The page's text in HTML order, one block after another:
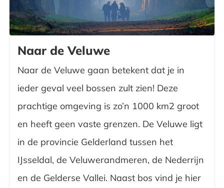
Naar de Veluwe
Naar de Veluwe gaan betekent dat je in
ieder geval veel bossen zult zien! Deze
prachtige omgeving is zo’n 1000 km2 groot
en heeft geen vaste grenzen. De Veluwe ligt
in de provincie Gelderland tussen het
IJsseldal, de Veluwerandmeren, de Nederrijn
en de Gelderse Vallei. Naast bos vind je hier